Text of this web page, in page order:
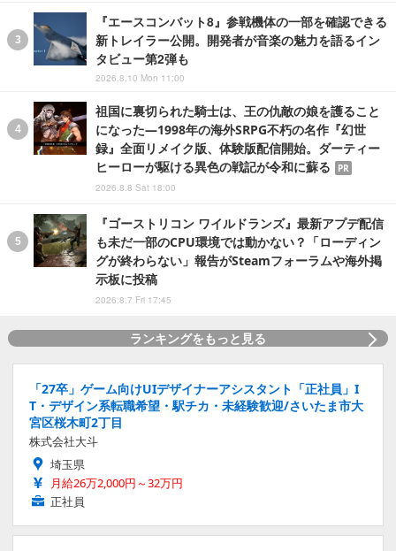
『エースコンバット8』参戦機体の一部を確認できる
新トレイラー公開。開発者が音楽の魅力を語るイン
タビュー第2弾も
2026.8.10 Mon 11:00
祖国に裏切られた騎士は、王の仇敵の娘を護ること
になった―1998年の海外SRPG不朽の名作『幻世
録』全面リメイク版、体験版配信開始。ダーティー
ヒーローが駆ける異色の戦記が令和に蘇る
PR
2026.8.8 Sat 18:00
『ゴーストリコン ワイルドランズ』最新アプデ配信
も未だ一部のCPU環境では動かない？「ローディン
グが終わらない」報告がSteamフォーラムや海外掲
示板に投稿
2026.8.7 Fri 17:45
ランキングをもっと見る
「27卒」ゲーム向けUIデザイナーアシスタント「正社員」I
T・デザイン系転職希望・駅チカ・未経験歓迎/さいたま市大
宮区桜木町2丁目
株式会社大斗
埼玉県
月給26万2,000円～32万円
正社員